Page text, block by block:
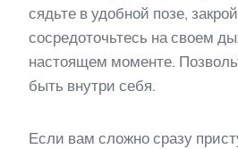
сядьте в удобной позе,
сосредоточьтесь на своем
настоящем моменте.
быть внутри себя.
Если вам сложно сразу